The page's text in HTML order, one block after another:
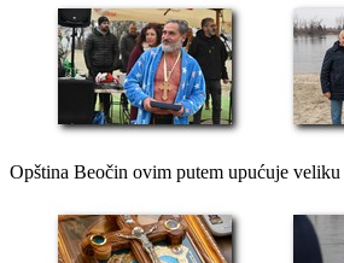
Opština Beočin ovim putem upućuje